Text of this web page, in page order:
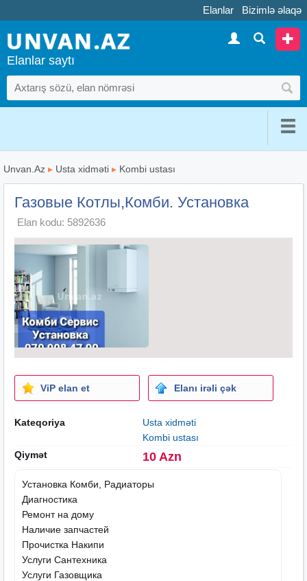
Elanlar Bizimlə əlaqə
Elanlar saytı
Unvan.Az ▸ Usta xidməti ▸ Kombi ustası
Газовые Котлы,Комби. Установка
Elan kodu: 5892636
ViP elan et Elanı irəli çək
Kateqoriya
Usta xidməti
Kombi ustası
Qiymət
10 Azn
Установка Комби, Радиаторы
Диагностика
Ремонт на дому
Наличие запчастей
Прочистка Накипи
Услуги Сантехника
Услуги Газовщика